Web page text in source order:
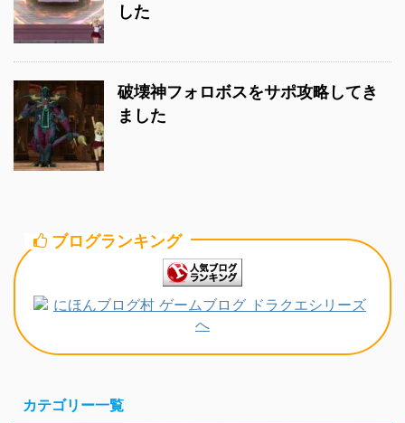
した
破壊神フォロボスをサポ攻略してき
ました
ブログランキング
カテゴリー一覧